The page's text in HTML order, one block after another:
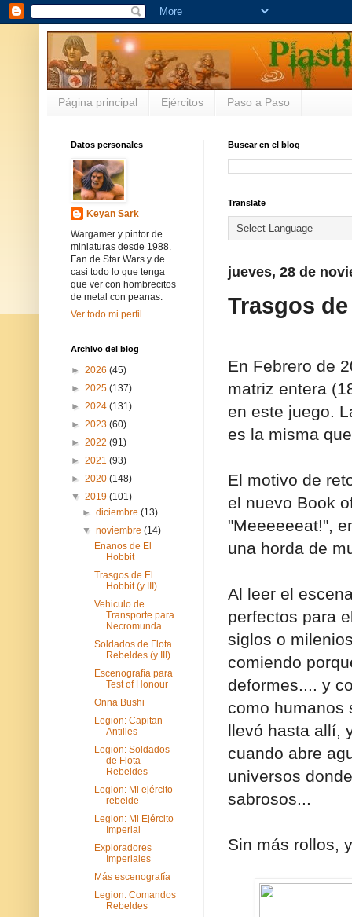
Página principal Ejércitos Paso a Paso
Buscar en el blog
Translate
jueves, 28 de
Trasgos
En Febrero de
matriz entera
en este juego.
es la misma
El motivo de
el nuevo Book
"Meeeeeeat!",
una horda de
Al leer el
perfectos para
siglos o
comiendo
deformes.... y
como humanos
llevó hasta allí,
cuando abre
universos
sabrosos...
Sin más rollos,
Datos personales
Keyan Sark
Wargamer y pintor de
miniaturas desde 1988.
Fan de Star Wars y de
casi todo lo que tenga
que ver con hombrecitos
de metal con peanas.
Ver todo mi perfil
Archivo del blog
► 2026 (45)
► 2025 (137)
► 2024 (131)
► 2023 (60)
► 2022 (91)
► 2021 (93)
► 2020 (148)
▼ 2019 (101)
►diciembre(13)
▼noviembre(14)
Enanos de El
Hobbit
Trasgos de El
Hobbit (y III)
Vehiculo de
Transporte para
Necromunda
Soldados de Flota
Rebeldes (y III)
Escenografía para
Test of Honour
Onna Bushi
Legion: Capitan
Antilles
Legion: Soldados
de Flota
Rebeldes
Legion: Mi ejército
rebelde
Legion: Mi Ejército
Imperial
Exploradores
Imperiales
Más escenografía
Legion: Comandos
Rebeldes